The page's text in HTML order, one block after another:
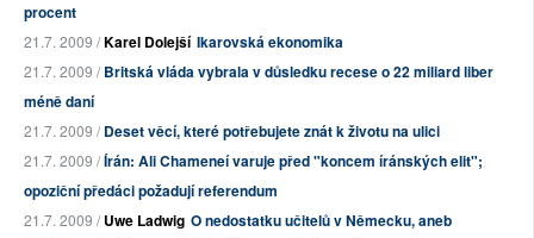
procent
21.7. 2009 /Karel Dolejší Ikarovská ekonomika
21.7. 2009 /Britská vláda vybrala v důsledku recese o 22 miliard liber
méně daní
21.7. 2009 /Deset věcí, které potřebujete znát k životu na ulici
21.7. 2009 /Írán: Ali Chameneí varuje před "koncem íránských elit";
opoziční předáci požadují referendum
21.7. 2009 /Uwe Ladwig O nedostatku učitelů v Německu, aneb